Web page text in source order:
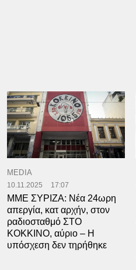
MEDIA
10.11.2025 17:07
ΜΜΕ ΣΥΡΙΖΑ: Νέα 24ωρη
απεργία, κατ αρχήν, στον
ραδιοσταθμό ΣΤΟ
ΚΟΚΚΙΝΟ, αύριο – Η
υπόσχεση δεν τηρήθηκε